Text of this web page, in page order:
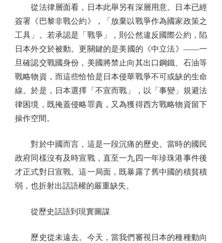
從法律層面看，日本此舉另有深層用意。日本已經
簽署《巴黎非戰公約》，「放棄以戰爭作為國家政策之
工具」。若承認是「戰爭」，則公然違反國際公約，陷
日本外交於被動。更關鍵的是美國的《中立法》——一
旦確認交戰國身份，美國將禁止向其出口鋼鐵、石油等
戰略物資，而這些恰恰是日本侵華戰爭不可或缺的生命
線。於是，日本選擇「不宣而戰」，以「事變」規避法
律困境，既掩蓋侵略罪責，又為獲得西方戰略物資留下
操作空間。
對於中國而言，這是一段沉痛的歷史。當時的國民
政府同樣沒有及時宣戰，直至一九四一年珍珠港事件後
才正式對日宣戰。這一局面，既暴露了舊中國的積貧積
弱，也折射出話語權的嚴重缺失。
從歷史話語到現實圖謀
歷史從未遠去。今天，當我們審視日本的種種動向